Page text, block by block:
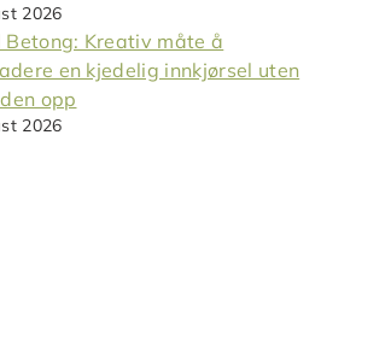
2026
Betong: Kreativ måte å
en kjedelig innkjørsel uten
opp
2026